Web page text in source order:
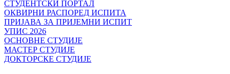
СТУДЕНТСКИ ПОРТАЛ
ОКВИРНИ РАСПОРЕД ИСПИТА
ПРИЈАВА ЗА ПРИЈЕМНИ ИСПИТ
УПИС 2026
ОСНОВНЕ СТУДИЈЕ
МАСТЕР СТУДИЈЕ
ДОКТОРСКЕ СТУДИЈЕ